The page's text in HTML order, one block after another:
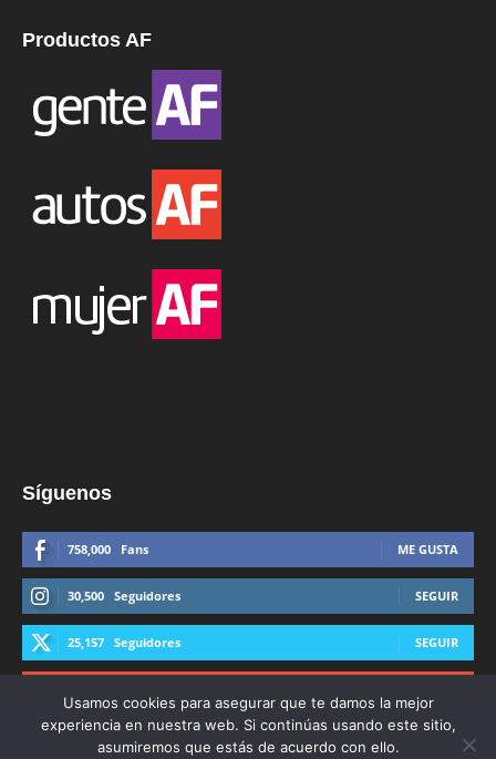
Productos AF
Síguenos
758,000 Fans ME GUSTA
30,500 Seguidores SEGUIR
25,157 Seguidores SEGUIR
Usamos cookies para asegurar que te damos la mejor
experiencia en nuestra web. Si continúas usando este sitio,
asumiremos que estás de acuerdo con ello.